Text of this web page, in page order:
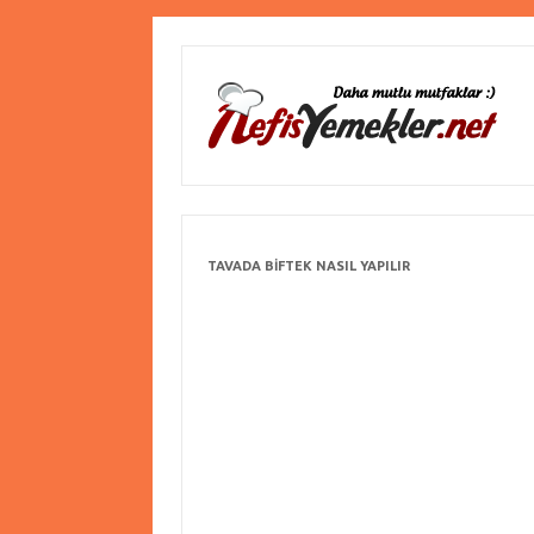
TAVADA BIFTEK NASIL YAPILIR